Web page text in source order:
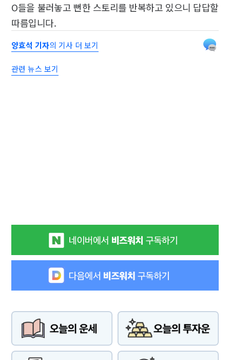
O들을 불러놓고 뻔한 스토리를 반복하고 있으니 답답할
따름입니다.
양효석 기자의 기사 더 보기
관련 뉴스 보기